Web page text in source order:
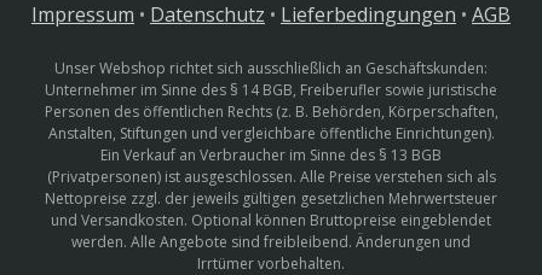
Impressum • Datenschutz • Lieferbedingungen • AGB
Unser Webshop richtet sich ausschließlich an Geschäftskunden:
Unternehmer im Sinne des § 14 BGB, Freiberufler sowie juristische
Personen des öffentlichen Rechts (z. B. Behörden, Körperschaften,
Anstalten, Stiftungen und vergleichbare öffentliche Einrichtungen).
Ein Verkauf an Verbraucher im Sinne des § 13 BGB
(Privatpersonen) ist ausgeschlossen. Alle Preise verstehen sich als
Nettopreise zzgl. der jeweils gültigen gesetzlichen Mehrwertsteuer
und Versandkosten. Optional können Bruttopreise eingeblendet
werden. Alle Angebote sind freibleibend. Änderungen und
Irrtümer vorbehalten.